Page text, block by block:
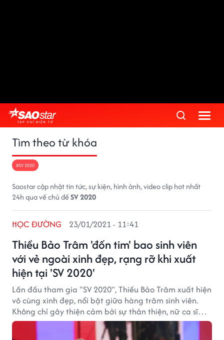
Tìm theo từ khóa
#SV 2020
Saostar cập nhật tin tức, sự kiện, hình ảnh, video clip hot nhất
24h qua về chủ đềSV 2020
Thiều Bảo Trâm 'đốn tim' bao sinh viên
với vẻ ngoài xinh đẹp, rạng rỡ khi xuất
hiện tại 'SV 2020'
HỌC ĐƯỜNG 23/01/2021 - 11:41
Lần đầu tham gia "SV 2020", Thiều Bảo Trâm xuất hiện
vô cùng xinh đẹp, nổi bật giữa hàng trăm sinh viên.
Không chỉ gây thiện cảm bởi sự thân thiện, nữ ca sĩ
còn khiến bao người "đốn tim" với vẻ ngoài xinh đẹp,
rạng rỡ.